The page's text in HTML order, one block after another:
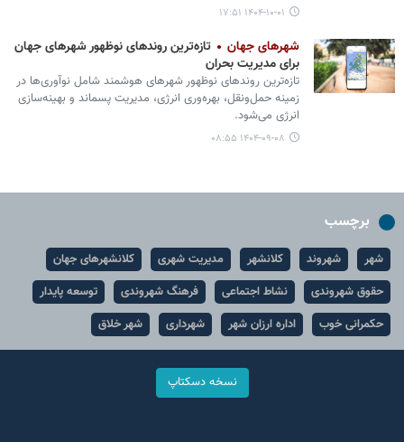
۱۴۰۴-۱۰-۰۱ ۱۷:۵۱
شهرهای جهان
تازه‌ترین روندهای نوظهور شهرهای جهان
برای مدیریت بحران
تازه‌ترین روندهای نوظهور شهرهای هوشمند شامل نوآوری‌ها در
زمینه حمل‌ونقل، بهره‌وری انرژی، مدیریت پسماند و بهینه‌سازی
انرژی می‌شود.
۱۴۰۴-۰۹-۰۸ ۰۸:۵۵
برچسب
شهر شهروند کلانشهر مدیریت شهری
کلانشهرهای جهان
حقوق شهروندی
نشاط اجتماعی فرهنگ شهروندی
توسعه پایدار
حکمرانی خوب
اداره ارزان شهر شهرداری شهر خلاق
نسخه دسکتاپ